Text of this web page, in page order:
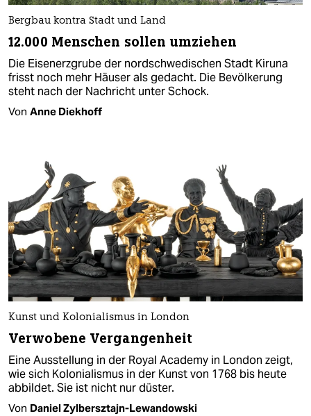
Bergbau kontra Stadt und Land
12.000 Menschen sollen umziehen
Die Eisenerzgrube der nordschwedischen Stadt Kiruna
frisst noch mehr Häuser als gedacht. Die Bevölkerung
steht nach der Nachricht unter Schock.
Von Anne Diekhoff
Kunst und Kolonialismus in London
Verwobene Vergangenheit
Eine Ausstellung in der Royal Academy in London zeigt,
wie sich Kolonialismus in der Kunst von 1768 bis heute
abbildet. Sie ist nicht nur düster.
Von Daniel Zylbersztajn-Lewandowski